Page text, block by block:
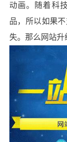
动画。随着科
品，所以如果
失。那么网站升